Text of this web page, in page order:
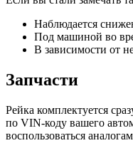
Наблюдается
Под машиной во
В зависимости от
Запчасти
Рейка комплектуется
по VIN-коду вашего
воспользоваться